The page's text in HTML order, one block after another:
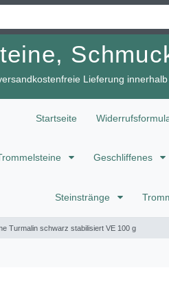
Lieferung
Startseite
Geschliffenes
Steinstränge
Turmalin schwarz stabilisiert VE 100 g